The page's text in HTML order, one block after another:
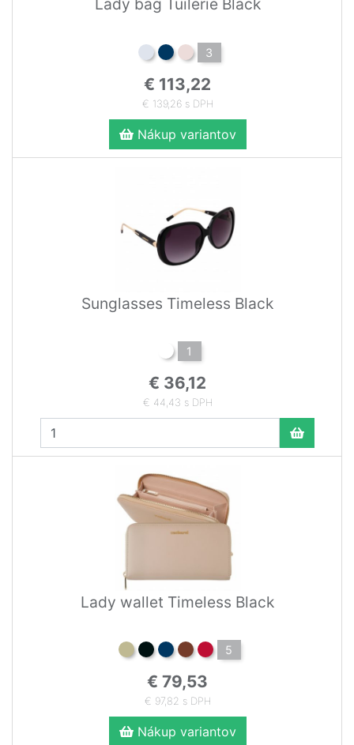
Lady bag Tuilerie Black
3
€ 113,22
€ 139,26 s DPH
Nákup variantov
Sunglasses Timeless Black
1
€ 36,12
€ 44,43 s DPH
Lady wallet Timeless Black
5
€ 79,53
€ 97,82 s DPH
Nákup variantov